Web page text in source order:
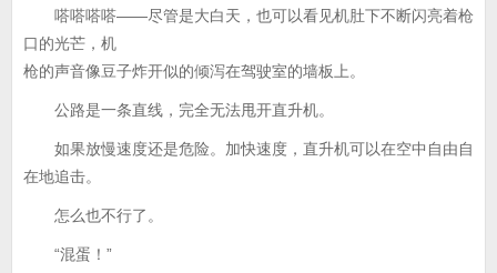
嗒嗒嗒嗒——尽管是大白天，也可以看见机肚下不断闪亮着枪
口的光芒，机
枪的声音像豆子炸开似的倾泻在驾驶室的墙板上。
公路是一条直线，完全无法甩开直升机。
如果放慢速度还是危险。加快速度，直升机可以在空中自由自
在地追击。
怎么也不行了。
“混蛋！”